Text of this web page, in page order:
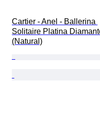
Cartier - Anel - Ballerina
Solitaire Platina
(Natural)